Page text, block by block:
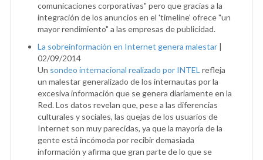
comunicaciones corporativas" pero que gracias a la
integración de los anuncios en el 'timeline' ofrece "un
mayor rendimiento" a las empresas de publicidad.
La sobreinformación en Internet genera malestar |
02/09/2014
Un sondeo internacional realizado por INTEL refleja
un malestar generalizado de los internautas por la
excesiva información que se genera diariamente en la
Red. Los datos revelan que, pese a las diferencias
culturales y sociales, las quejas de los usuarios de
Internet son muy parecidas, ya que la mayoría de la
gente está incómoda por recibir demasiada
información y afirma que gran parte de lo que se